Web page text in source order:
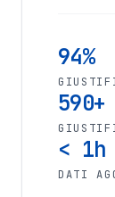
94%
590+
< 1h
DATI